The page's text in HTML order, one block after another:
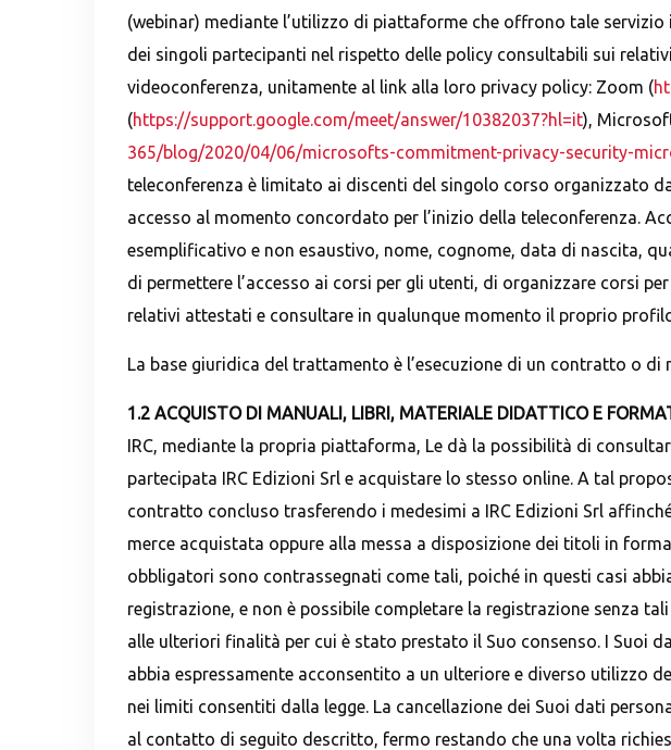
(webinar) mediante l’utilizzo di piattaforme che offrono tale
dei singoli partecipanti nel rispetto delle policy consultabili sui
videoconferenza, unitamente al link alla loro privacy policy: Zoom (
(https://support.google.com/meet/answer/10382037?hl=it),
365/blog/2020/04/06/microsofts-commitment-privacy-security-
teleconferenza è limitato ai discenti del singolo corso organizzato
accesso al momento concordato per l’inizio della teleconferenza.
esemplificativo e non esaustivo, nome, cognome, data di nascita,
di permettere l’accesso ai corsi per gli utenti, di organizzare corsi
relativi attestati e consultare in qualunque momento il proprio
La base giuridica del trattamento è l’esecuzione di un contratto o di
1.2 ACQUISTO DI MANUALI, LIBRI, MATERIALE DIDATTICO E
IRC, mediante la propria piattaforma, Le dà la possibilità di
partecipata IRC Edizioni Srl e acquistare lo stesso online. A tal
contratto concluso trasferendo i medesimi a IRC Edizioni Srl
merce acquistata oppure alla messa a disposizione dei titoli in
obbligatori sono contrassegnati come tali, poiché in questi casi
registrazione, e non è possibile completare la registrazione senza
alle ulteriori finalità per cui è stato prestato il Suo consenso. I Suoi
abbia espressamente acconsentito a un ulteriore e diverso utilizzo
nei limiti consentiti dalla legge. La cancellazione dei Suoi dati
al contatto di seguito descritto, fermo restando che una volta